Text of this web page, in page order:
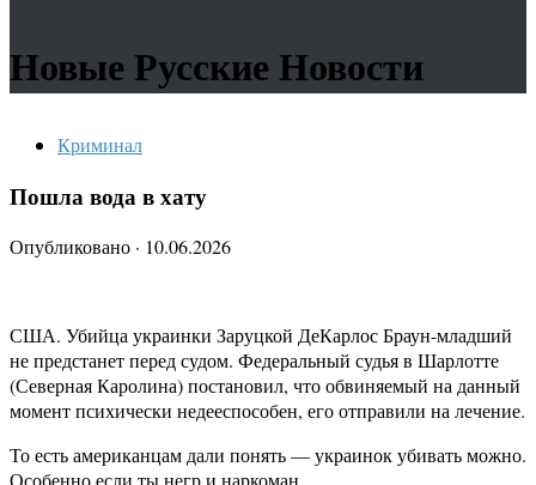
Новые Русские Новости
Криминал
Пошла вода в хату
Опубликовано · 10.06.2026
США. Убийца украинки Заруцкой ДеКарлос Браун-младший
не предстанет перед судом. Федеральный судья в Шарлотте
(Северная Каролина) постановил, что обвиняемый на данный
момент психически недееспособен, его отправили на лечение.
То есть американцам дали понять — украинок убивать можно.